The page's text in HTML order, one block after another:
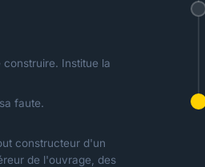
Institue la
faute.
constructeur d'un
de l'ouvrage, des